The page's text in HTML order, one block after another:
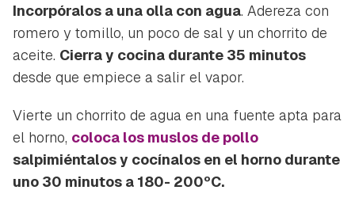
Incorpóralos a una olla con agua. Adereza con
romero y tomillo, un poco de sal y un chorrito de
aceite. Cierra y cocina durante 35 minutos
desde que empiece a salir el vapor.
Vierte un chorrito de agua en una fuente apta para
el horno, coloca los muslos de pollo
salpimiéntalos y cocínalos en el horno durante
uno 30 minutos a 180- 200ºC.